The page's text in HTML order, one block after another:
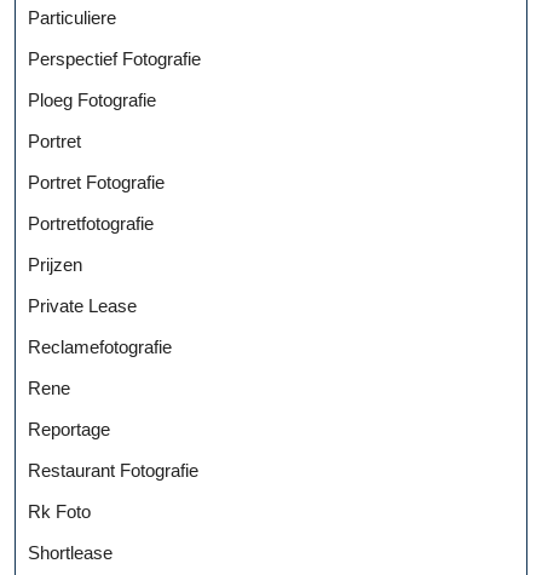
Particuliere
Perspectief Fotografie
Ploeg Fotografie
Portret
Portret Fotografie
Portretfotografie
Prijzen
Private Lease
Reclamefotografie
Rene
Reportage
Restaurant Fotografie
Rk Foto
Shortlease